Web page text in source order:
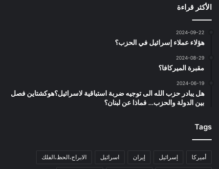
الأكثر قراءة
2024-09-22
هؤلاء عملاء إسرائيل في الحزب؟
2024-08-29
مقبرة الميركافا؟
2024-06-19
هل يبادر حزب الله الى توجيه ضربة استباقية لاسرائيل؟هوكشتاين فصل
بين الدولة والحزب… فماذا عن لبنان؟
Tags
أميركا إسرائيل إيران اسرائيل الابراج،الحظ،الفلك